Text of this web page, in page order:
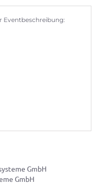
Eventbeschreibung:
GmbH
GmbH